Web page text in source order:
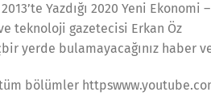
Yazdığı 2020 Yeni
teknoloji gazetecisi Erkan Öz
yerde bulamayacağınız haber
tüm bölümler